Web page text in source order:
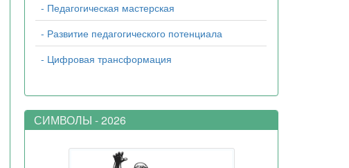
- Педагогическая мастерская
- Развитие педагогического потенциала
- Цифровая трансформация
СИМВОЛЫ - 2026